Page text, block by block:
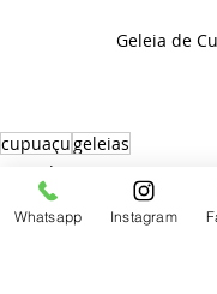
Geleia de
cupuaçugeleias
Entradas
Whatsapp Instagram